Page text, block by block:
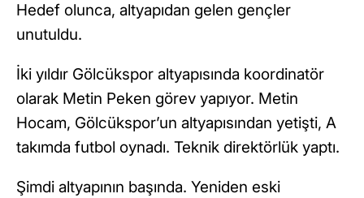
Hedef olunca, altyapıdan gelen gençler
unutuldu.
İki yıldır Gölcükspor altyapısında koordinatör
olarak Metin Peken görev yapıyor. Metin
Hocam, Gölcükspor’un altyapısından yetişti, A
takımda futbol oynadı. Teknik direktörlük yaptı.
Şimdi altyapının başında. Yeniden eski